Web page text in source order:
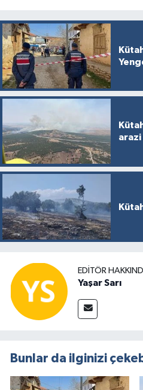
arazi
EDITÖR
Yaşar Sarı
Bunlar da ilginizi